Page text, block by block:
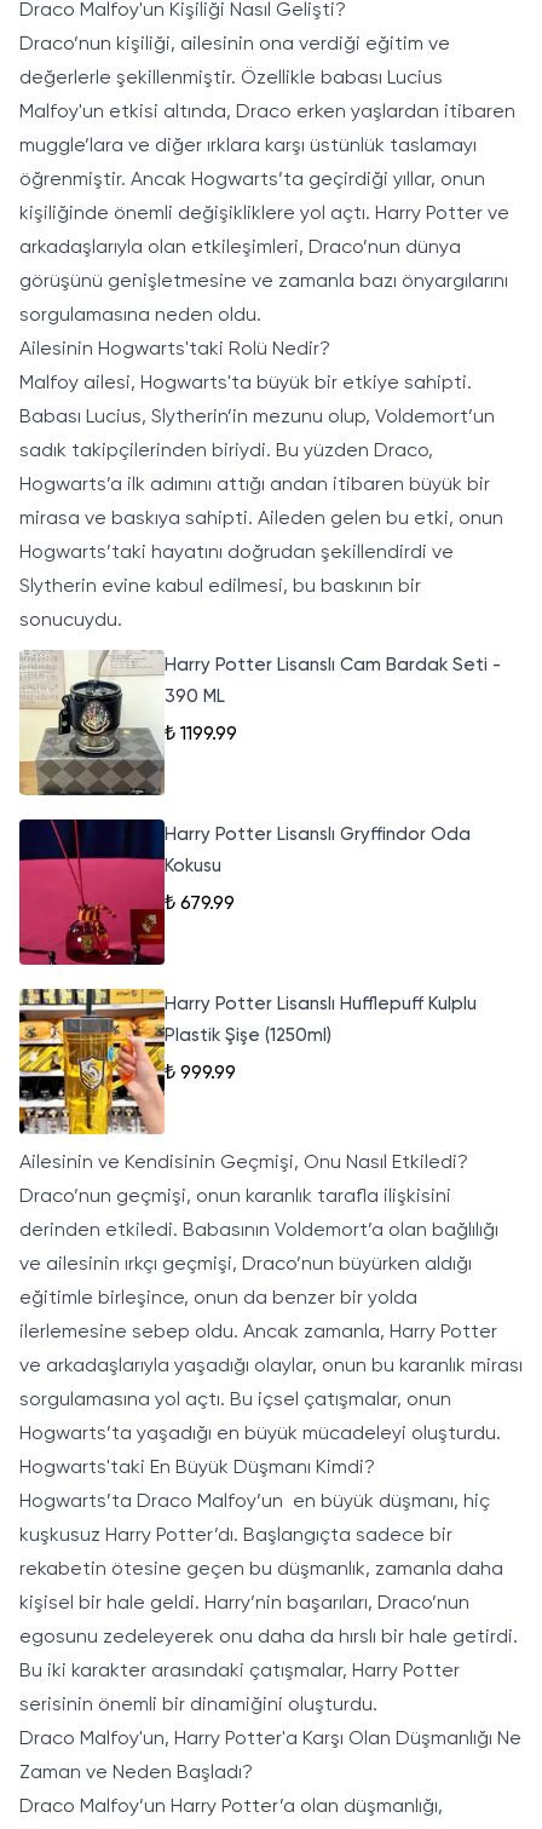
Draco Malfoy'un Kişiliği Nasıl Gelişti?
Draco’nun kişiliği, ailesinin ona verdiği eğitim ve
değerlerle şekillenmiştir. Özellikle babası Lucius
Malfoy'un etkisi altında, Draco erken yaşlardan itibaren
muggle’lara ve diğer ırklara karşı üstünlük taslamayı
öğrenmiştir. Ancak Hogwarts’ta geçirdiği yıllar, onun
kişiliğinde önemli değişikliklere yol açtı. Harry Potter ve
arkadaşlarıyla olan etkileşimleri, Draco’nun dünya
görüşünü genişletmesine ve zamanla bazı önyargılarını
sorgulamasına neden oldu.
Ailesinin Hogwarts'taki Rolü Nedir?
Malfoy ailesi, Hogwarts'ta büyük bir etkiye sahipti.
Babası Lucius, Slytherin’in mezunu olup, Voldemort’un
sadık takipçilerinden biriydi. Bu yüzden Draco,
Hogwarts’a ilk adımını attığı andan itibaren büyük bir
mirasa ve baskıya sahipti. Aileden gelen bu etki, onun
Hogwarts’taki hayatını doğrudan şekillendirdi ve
Slytherin evine kabul edilmesi, bu baskının bir
sonucuydu.
Harry Potter Lisanslı Cam Bardak Seti -
390 ML
₺ 1199.99
Harry Potter Lisanslı Gryffindor Oda
Kokusu
₺ 679.99
Harry Potter Lisanslı Hufflepuff Kulplu
Plastik Şişe (1250ml)
₺ 999.99
Ailesinin ve Kendisinin Geçmişi, Onu Nasıl Etkiledi?
Draco’nun geçmişi, onun karanlık tarafla ilişkisini
derinden etkiledi. Babasının Voldemort’a olan bağlılığı
ve ailesinin ırkçı geçmişi, Draco’nun büyürken aldığı
eğitimle birleşince, onun da benzer bir yolda
ilerlemesine sebep oldu. Ancak zamanla, Harry Potter
ve arkadaşlarıyla yaşadığı olaylar, onun bu karanlık mirası
sorgulamasına yol açtı. Bu içsel çatışmalar, onun
Hogwarts’ta yaşadığı en büyük mücadeleyi oluşturdu.
Hogwarts'taki En Büyük Düşmanı Kimdi?
Hogwarts’ta Draco Malfoy’un en büyük düşmanı, hiç
kuşkusuz Harry Potter’dı. Başlangıçta sadece bir
rekabetin ötesine geçen bu düşmanlık, zamanla daha
kişisel bir hale geldi. Harry’nin başarıları, Draco’nun
egosunu zedeleyerek onu daha da hırslı bir hale getirdi.
Bu iki karakter arasındaki çatışmalar, Harry Potter
serisinin önemli bir dinamiğini oluşturdu.
Draco Malfoy'un, Harry Potter'a Karşı Olan Düşmanlığı Ne
Zaman ve Neden Başladı?
Draco Malfoy’un Harry Potter’a olan düşmanlığı,